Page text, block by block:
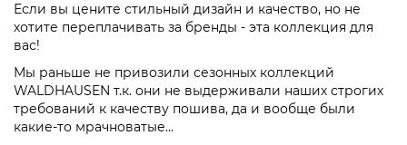
Если вы цените стильный дизайн и качество, но не
хотите переплачивать за бренды - эта коллекция для
вас!
Мы раньше не привозили сезонных коллекций
WALDHAUSEN т.к. они не выдерживали наших строгих
требований к качеству пошива, да и вообще были
какие-то мрачноватые...